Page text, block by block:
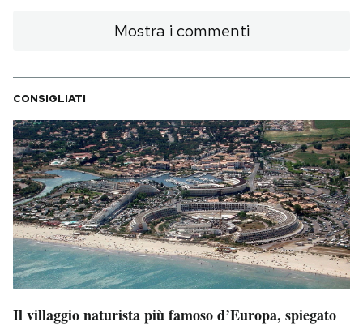
Mostra i commenti
CONSIGLIATI
Il villaggio naturista più famoso d’Europa, spiegato